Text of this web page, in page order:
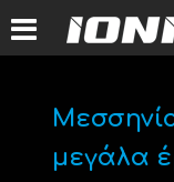
μεγάλα